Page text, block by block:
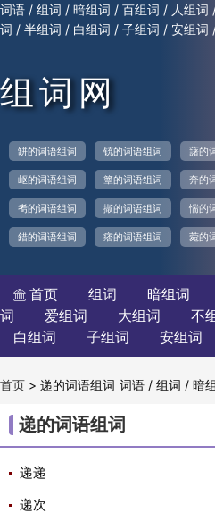
词语 / 组词 / 暗组词 / 百组词 / 人组词
词 / 半组词 / 白组词 / 子组词 / 安组词
组词网
缾的词语组词 铳的词语组词 藷的
岖的词语组词 簟的词语组词 奔的
耉的词语组词 撷的词语组词 惴的
錯的词语组词 痞的词语组词 菀的
 首页 组词 暗组词
词
爱组词 大组词 不
白组词
子组词 安组词
词语 /组词 /暗
词
首页 > 递的词语组词
递的词语组词
递递
递次